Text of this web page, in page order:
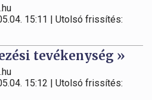
15:11 | Utolsó frissítés:
tevékenység »
15:12 | Utolsó frissítés: